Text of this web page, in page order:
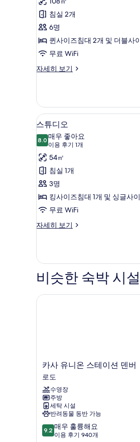
한
필
터
2
개
사
진
모
기
기
2
개)
침실 2개
6명
퀸사이즈침대 2개 및 더블사
무료 WiFi
자세히 보기
아
실
개
세
보
기
스
튜
디
오
사
진
모
두
보
6
스튜디오
8.08.0점 만점 중 10점
매우 좋아요
이용 후기 1개
(이
용
후
기
1
개)
54㎡
침실 1개
3명
킹사이즈침대 1개 및 싱글사
무료 WiFi
자세히 보기
스
자
히
기
비슷한 숙박 시설
카
사
유
니
온
스
테
이
션
카사 유니온 스테이션 덴버
로도
수영장
주방
세탁 시설
반려동물 동반 가능
10
점
9.2 매우 훌륭해요
이용 후기 940개
카사 유니온 스테이션 덴버